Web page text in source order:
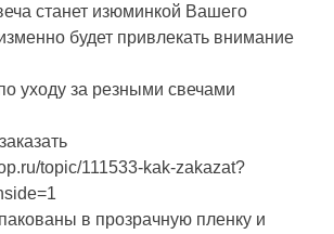
станет изюминкой Вашего
будет привлекать внимание
уходу за резными свечами
topic/111533-kak-zakazat?
в прозрачную пленку и